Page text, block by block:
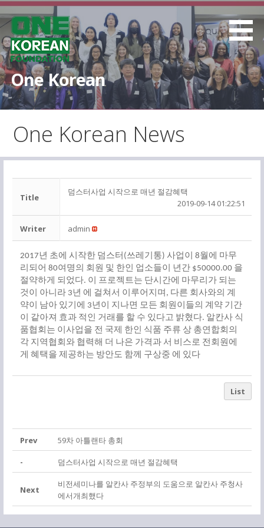
S
k
p
t
o
c
o
e
One Korean
One Korean News
Title
덤스터사업 시작으로 매년 절감혜택
2019-09-14 01:22:51
Writer admin
2017 년 초에 시작한 덤스터 (쓰레기통) 사업이 8월에
마무
리되어 80여명의 회원 및 한인 업소들이 년간$50000.00 을
절약하게
되었다. 이 프로젝트는 단시간에 마무리가 되는
것이
아니라3 년 에 걸쳐서 이루어지며 , 다른 회사와의 계
약이
남아 있기에 3 년이 지나면 모든 회원이들의 계약 기간
이
같아져 효과 적인 거래를 할 수 있다고 밝혔다. 알칸사 식
품협회는 이사업을 전 국제 한인 식품 주류 상 총연합회의
각 지역협회와 협력해 더 나은 가격과 서 비스로 전회원에
게 혜택을 제공하는 방안도 함께 구상중 에 있다
List
Prev 59차 아틀랜타 총회
- 덤스터사업 시작으로 매년 절감혜택
Next
비전세미나를 알칸사 주정부의 도움으로 알칸사 주청사
에서개최했다